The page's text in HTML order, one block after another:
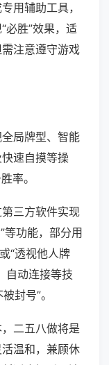
用辅助工具，
必胜”效果，适
注意遵守游戏
局牌型、智能
速自摸等操
率。
三方软件实现
等功能，部分用
“透视他人牌
自动连接等技
封号”。
二五八做将是
温和，兼顾休